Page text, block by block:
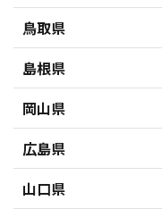
鳥取県
島根県
岡山県
広島県
山口県